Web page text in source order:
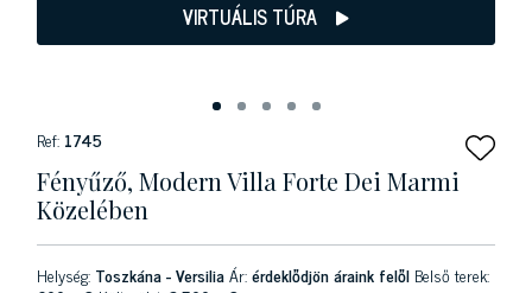
VIRTUÁLIS TÚRA
Ref: 1745
Fényűző, Modern Villa Forte Dei Marmi
Közelében
Helység: Toszkána - VersiliaÁr:érdeklődjön áraink felől Belső terek: